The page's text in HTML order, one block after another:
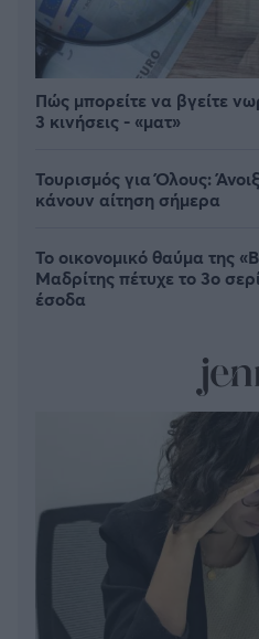
Πώς μπορείτε να βγείτε
3 κινήσεις - «ματ»
Τουρισμός για Όλους:
κάνουν αίτηση σήμερα
Το οικονομικό θαύμα της
Μαδρίτης πέτυχε το 3ο
έσοδα